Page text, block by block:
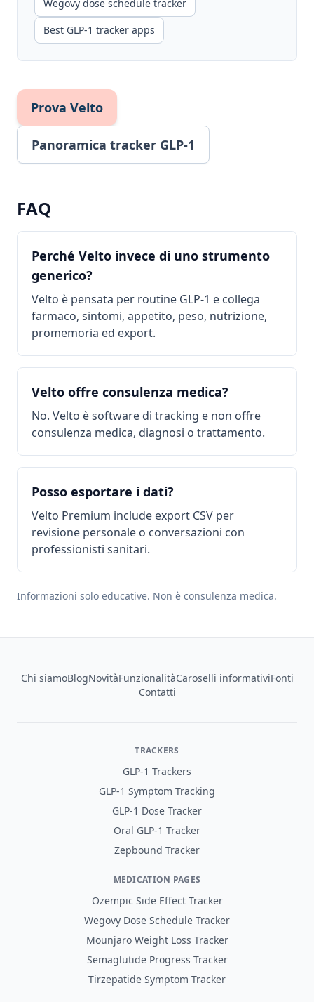
Wegovy dose schedule tracker
Best GLP-1 tracker apps
Prova Velto
Panoramica tracker GLP-1
FAQ
Perché Velto invece di uno strumento
generico?
Velto è pensata per routine GLP-1 e collega
farmaco, sintomi, appetito, peso, nutrizione,
promemoria ed export.
Velto offre consulenza medica?
No. Velto è software di tracking e non offre
consulenza medica, diagnosi o trattamento.
Posso esportare i dati?
Velto Premium include export CSV per
revisione personale o conversazioni con
professionisti sanitari.
Informazioni solo educative. Non è consulenza medica.
Chi siamoBlogNovitàFunzionalitàCaroselli informativiFonti
Contatti
TRACKERS
GLP-1 Trackers
GLP-1 Symptom Tracking
GLP-1 Dose Tracker
Oral GLP-1 Tracker
Zepbound Tracker
MEDICATION PAGES
Ozempic Side Effect Tracker
Wegovy Dose Schedule Tracker
Mounjaro Weight Loss Tracker
Semaglutide Progress Tracker
Tirzepatide Symptom Tracker